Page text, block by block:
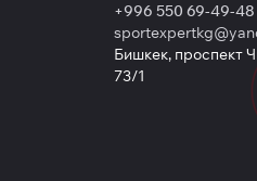
+996 550 69-49-48
Бишкек, проспект
73/1